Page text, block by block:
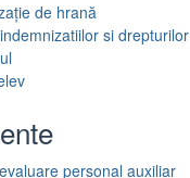
de hrană
si drepturilor
personal auxiliar